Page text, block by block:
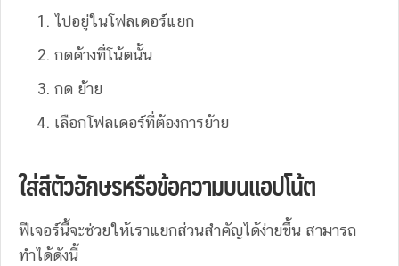
ไปอยู่ในโฟลเดอร์แยก
กดค้างที่โน้ตนั้น
กด ย้าย
เลือกโฟลเดอร์ที่ต้องการย้าย
ใส่สีตัวอักษรหรือข้อความบนแอปโน้ต
ฟีเจอร์นี้จะช่วยให้เราแยกส่วนสำคัญได้ง่ายขึ้น สามารถ
ทำได้ดังนี้